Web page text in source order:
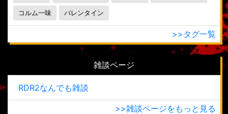
コルム一味 バレンタイン
>>タグ一覧
雑談ページ
RDR2なんでも雑談
>>雑談ページをもっと見る